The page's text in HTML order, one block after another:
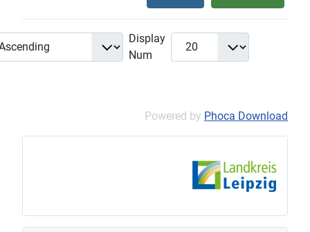
Display
Num
Powered by Phoca Download